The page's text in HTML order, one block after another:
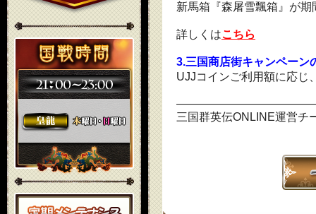
新馬箱『森屠雪飄箱』が
詳しくはこちら
3.三国商店街キャンペーン
UJJコインご利用額に応じ
三国群英伝ONLINE運営チ